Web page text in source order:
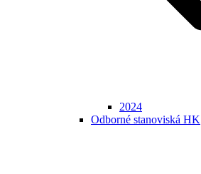
2024
Odborné stanoviská HK